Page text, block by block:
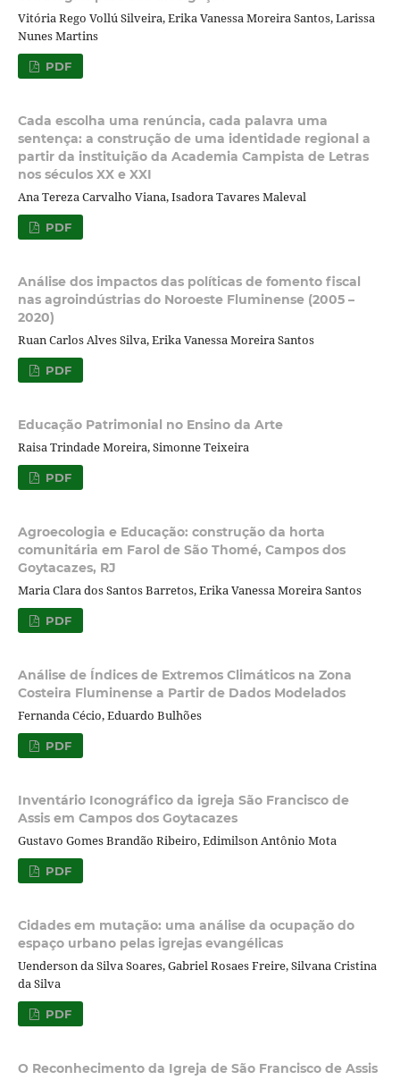
Vitória Rego Vollú Silveira, Erika Vanessa Moreira Santos, Larissa
Nunes Martins
PDF
Cada escolha uma renúncia, cada palavra uma
sentença: a construção de uma identidade regional a
partir da instituição da Academia Campista de Letras
nos séculos XX e XXI
Ana Tereza Carvalho Viana, Isadora Tavares Maleval
PDF
Análise dos impactos das políticas de fomento fiscal
nas agroindústrias do Noroeste Fluminense (2005 –
2020)
Ruan Carlos Alves Silva, Erika Vanessa Moreira Santos
PDF
Educação Patrimonial no Ensino da Arte
Raisa Trindade Moreira, Simonne Teixeira
PDF
Agroecologia e Educação: construção da horta
comunitária em Farol de São Thomé, Campos dos
Goytacazes, RJ
Maria Clara dos Santos Barretos, Erika Vanessa Moreira Santos
PDF
Análise de Índices de Extremos Climáticos na Zona
Costeira Fluminense a Partir de Dados Modelados
Fernanda Cécio, Eduardo Bulhões
PDF
Inventário Iconográfico da igreja São Francisco de
Assis em Campos dos Goytacazes
Gustavo Gomes Brandão Ribeiro, Edimilson Antônio Mota
PDF
Cidades em mutação: uma análise da ocupação do
espaço urbano pelas igrejas evangélicas
Uenderson da Silva Soares, Gabriel Rosaes Freire, Silvana Cristina
da Silva
PDF
O Reconhecimento da Igreja de São Francisco de Assis